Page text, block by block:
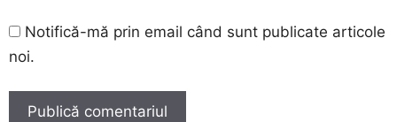
Notifică-mă prin email când sunt publicate articole
noi.